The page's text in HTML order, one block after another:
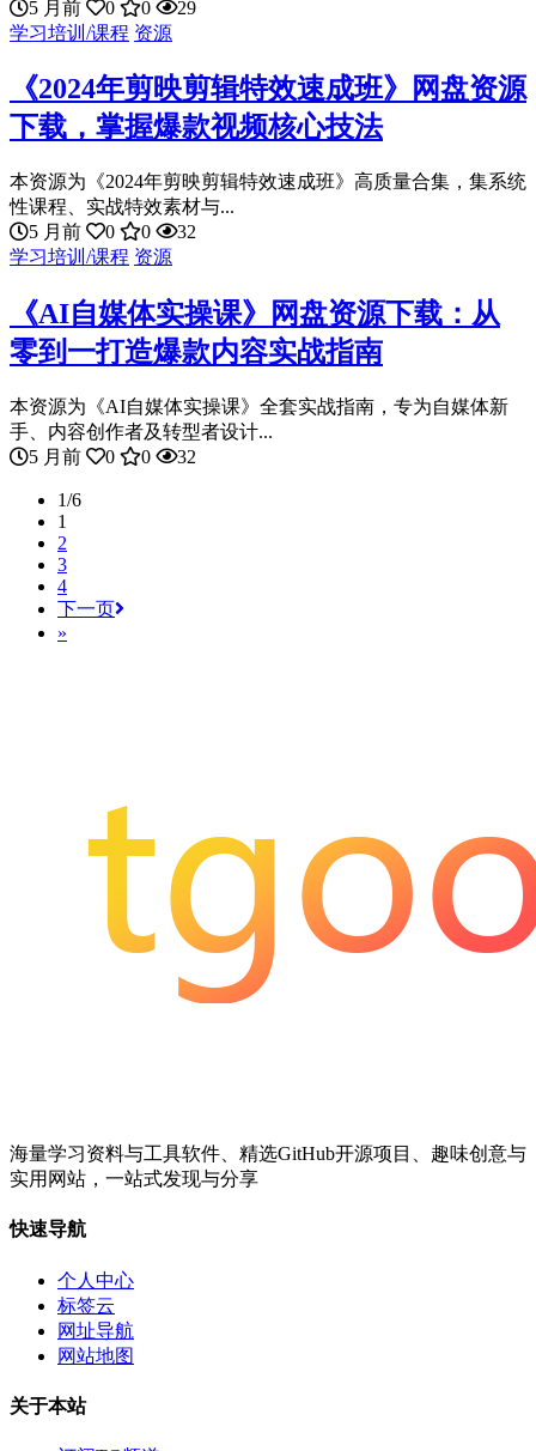
5 月前
0 0
29
学习培训/课程 资源
《2024年剪映剪辑特效速成班》网盘资源
下载，掌握爆款视频核心技法
本资源为《2024年剪映剪辑特效速成班》高质量合集，集系统
性课程、实战特效素材与...
5 月前
0 0
32
学习培训/课程 资源
《AI自媒体实操课》网盘资源下载：从
零到一打造爆款内容实战指南
本资源为《AI自媒体实操课》全套实战指南，专为自媒体新
手、内容创作者及转型者设计...
5 月前
0 0 32
1/6
1
2
3
4
下一页
»
海量学习资料与工具软件、精选GitHub开源项目、趣味创意与
实用网站，一站式发现与分享
快速导航
个人中心
标签云
网址导航
网站地图
关于本站